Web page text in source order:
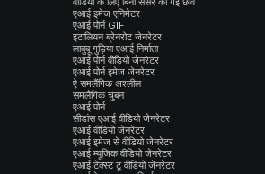
एआई इमेज एनिमेटर
एआई पोर्न GIF
इटालियन ब्रेनरोट जेनरेटर
लाबुबू गुड़िया एआई निर्माता
एआई पोर्न वीडियो जेनरेटर
एआई पोर्न इमेज जेनरेटर
ऐ समलैंगिक अश्लील
समलैंगिक चुंबन
एआई पोर्न
सीडांस एआई वीडियो जेनरेटर
एआई वीडियो जेनरेटर
एआई इमेज से वीडियो जेनरेटर
एआई म्यूजिक वीडियो जेनरेटर
एआई टेक्स्ट टू वीडियो जेनरेटर